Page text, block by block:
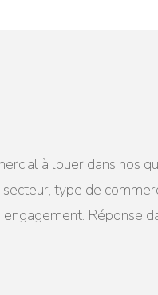
à louer dans nos
type de
Réponse